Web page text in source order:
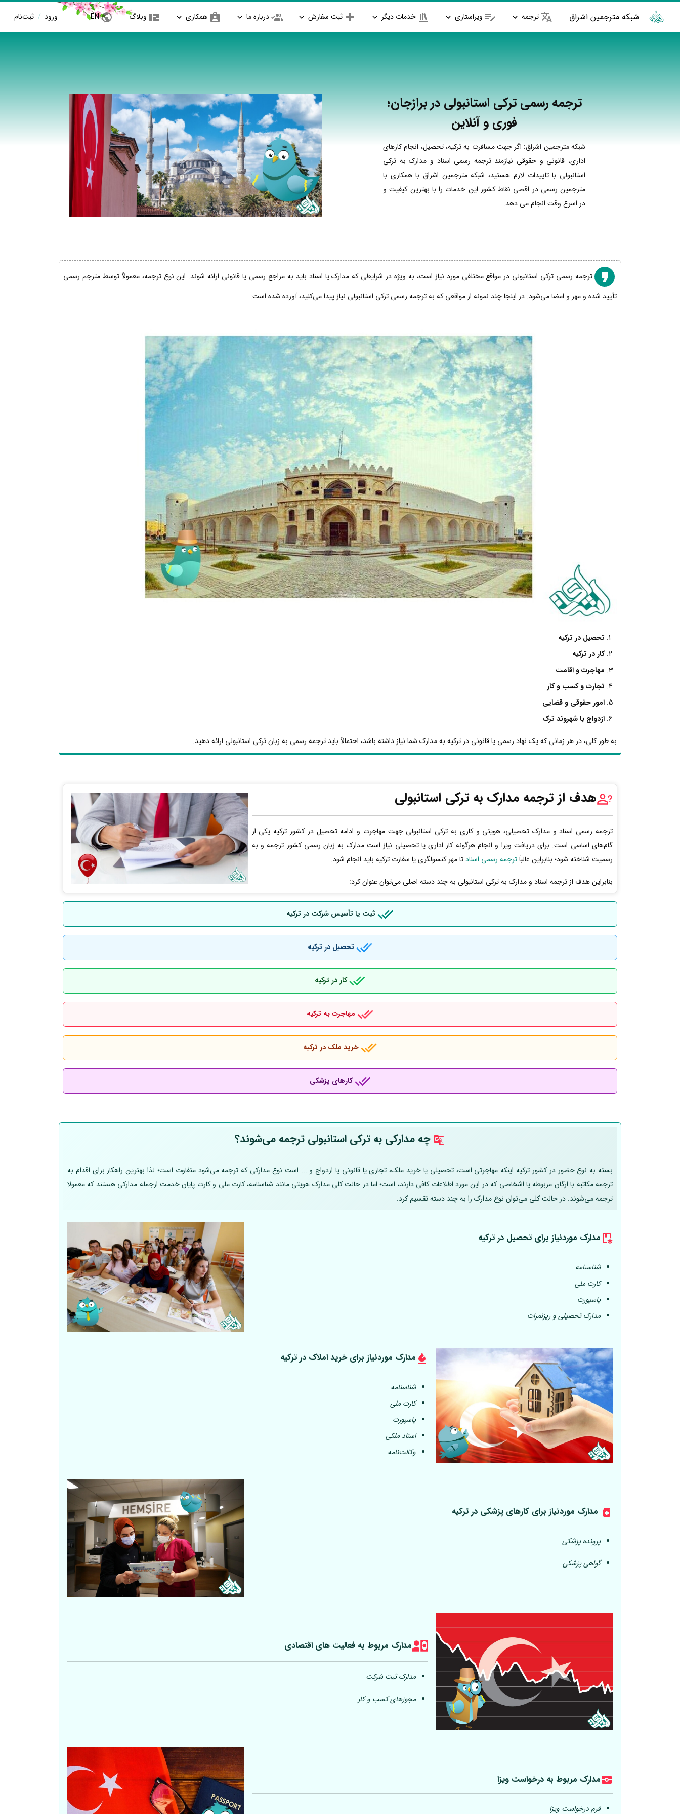
شبکه مترجمین اشراق ترجمه ویراستاری خدمات دیگر ثبت سفارش درباره ما همکاری وبلاگ EN ورود / ثبت‌نام
ترجمه رسمی ترکی استانبولی در برازجان؛
فوری و آنلاین
شبکه مترجمین اشراق: اگر جهت مسافرت به ترکیه، تحصیل، انجام کارهای
اداری، قانونی و حقوقی نیازمند ترجمه رسمی اسناد و مدارک به ترکی
استانبولی با تاییدات لازم هستید، شبکه مترجمین اشراق با همکاری با
مترجمین رسمی در اقصی نقاط کشور این خدمات را با بهترین کیفیت و
در اسرع وقت انجام می دهد.
ترجمه رسمی ترکی استانبولی در مواقع مختلفی مورد نیاز است، به ویژه در شرایطی که مدارک یا اسناد باید به مراجع رسمی یا قانونی ارائه شوند. این نوع ترجمه، معمولاً توسط مترجم رسمی
تأیید شده و مهر و امضا می‌شود. در اینجا چند نمونه از مواقعی که به ترجمه رسمی ترکی استانبولی نیاز پیدا می‌کنید، آورده شده است:
تحصیل در ترکیه
کار در ترکیه
مهاجرت و اقامت
تجارت و کسب و کار
امور حقوقی و قضایی
ازدواج با شهروند ترک
به طور کلی، در هر زمانی که یک نهاد رسمی یا قانونی در ترکیه به مدارک شما نیاز داشته باشد، احتمالاً باید ترجمه رسمی به زبان ترکی استانبولی ارائه دهید.
هدف از ترجمه مدارک به ترکی استانبولی
ترجمه رسمی اسناد و مدارک تحصیلی، هویتی و کاری به ترکی استانبولی جهت مهاجرت و ادامه تحصیل در کشور ترکیه یکی از
گام‌های اساسی است. برای دریافت ویزا و انجام هرگونه کار اداری یا تحصیلی نیاز است مدارک به زبان رسمی کشور ترجمه و به
رسمیت شناخته شود؛ بنابراین غالباًترجمه رسمی اسنادتا مهر کنسولگری یا سفارت ترکیه باید انجام شود.
بنابراین هدف از ترجمه اسناد و مدارک به ترکی استانبولی به چند دسته اصلی می‌توان عنوان کرد:
ثبت یا تأسیس شرکت در ترکیه
تحصیل در ترکیه
کار در ترکیه
مهاجرت به ترکیه
خرید ملک در ترکیه
کارهای پزشکی
چه مدارکی به ترکی استانبولی ترجمه می‌شوند؟
بسته به نوع حضور در کشور ترکیه اینکه مهاجرتی است، تحصیلی یا خرید ملک، تجاری یا قانونی یا ازدواج و ... است نوع مدارکی که ترجمه می‌شود متفاوت است؛ لذا بهترین راهکار برای اقدام به
ترجمه مکاتبه با ارگان مربوطه یا اشخاصی که در این مورد اطلاعات کافی دارند، است؛ اما در حالت کلی مدارک هویتی مانند شناسنامه، کارت ملی و کارت پایان خدمت ازجمله مدارکی هستند که معمولا
ترجمه می‌شوند. در حالت کلی می‌توان نوع مدارک را به چند دسته تقسیم کرد.
مدارک موردنیاز برای تحصیل در ترکیه
شناسنامه
کارت ملی
پاسپورت
مدارک تحصیلی و ریزنمرات
مدارک موردنیاز برای خرید املاک در ترکیه
شناسنامه
کارت ملی
پاسپورت
اسناد ملکی
وکالت‌نامه
مدارک موردنیاز برای کارهای پزشکی در ترکیه
پرونده پزشکی
گواهی پزشکی
مدارک مربوط به فعالیت های اقتصادی
مدارک ثبت شرکت
مجوزهای کسب و کار
مدارک مربوط به درخواست ویزا
فرم درخواست ویزا